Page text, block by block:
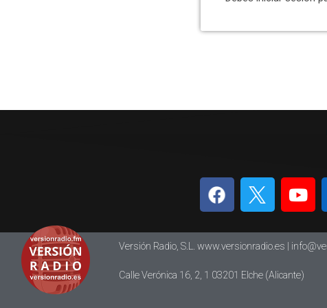
Versión Radio, S.L. www.versionradio.es |
Calle Verónica 16, 2, 1 03201 Elche (Alicante)